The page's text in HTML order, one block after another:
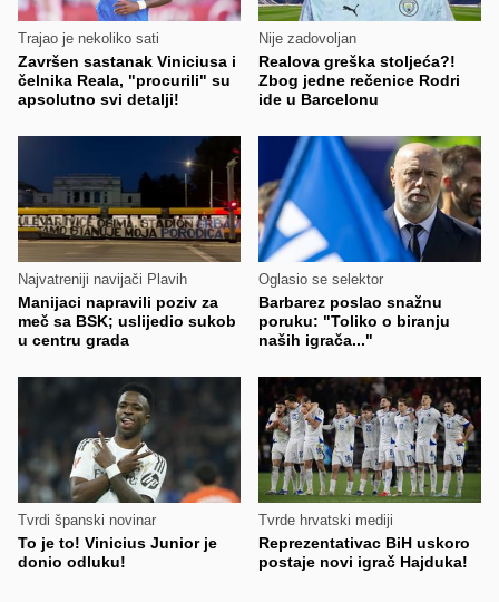
Trajao je nekoliko sati
Završen sastanak Viniciusa i
čelnika Reala, "procurili" su
apsolutno svi detalji!
Nije zadovoljan
Realova greška stoljeća?!
Zbog jedne rečenice Rodri
ide u Barcelonu
Najvatreniji navijači Plavih
Manijaci napravili poziv za
meč sa BSK; uslijedio sukob
u centru grada
Oglasio se selektor
Barbarez poslao snažnu
poruku: "Toliko o biranju
naših igrača..."
Tvrdi španski novinar
To je to! Vinicius Junior je
donio odluku!
Tvrde hrvatski mediji
Reprezentativac BiH uskoro
postaje novi igrač Hajduka!